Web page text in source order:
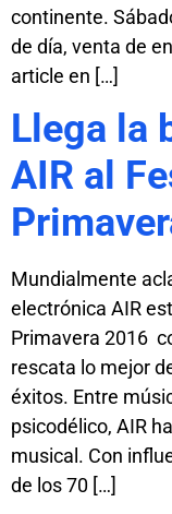
continente.
de día, venta de
article en […]
Llega la
AIR al
Mundialmente
electrónica AIR
Primavera 2016
rescata lo mejor
éxitos. Entre
psicodélico, AIR
musical. Con
de los 70 […]